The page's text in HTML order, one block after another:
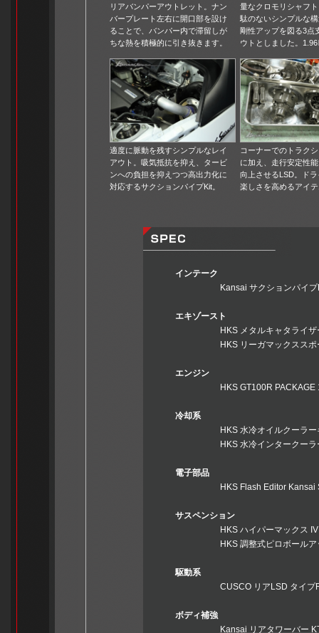
リアバンパーアウトレット。ナン
バープレート左右に開口部を設け
ることで、バンパー内で滞留しが
ちな熱を積極的に引き抜きます。
量なクロモリシャフ
駄のないシンプルな
剛性アップを図る3点
ウトとしました。1.96
適度に脈動を残すシンプルなレイ
アウト。吸気抵抗を抑え、タービ
ンへの負担を抑えつつ高出力化に
対応するサクションパイプKit。
コーナーでのトラク
に加え、走行安定性
向上させるLSD。ド
楽しさを高めるアイ
インテーク
Kansai サクションパイプKit
エキゾースト
HKS メタルキャタライザー
HKS リーガマックススポーツ
エンジン
HKS GT100R PACKAGE
冷却系
HKS 水冷オイルクーラーキ
HKS 水冷インタークーラーキ
電子部品
HKS Flash Editor Kansai
サスペンション
HKS ハイパーマックス IV
HKS 調整式ピロボールアッパ
駆動系
CUSCO リアLSD タイプ
ボディ補強
Kansai リアタワーバー